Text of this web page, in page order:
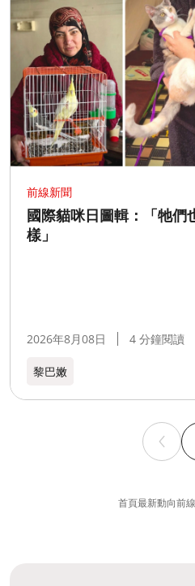
前線新聞
國際貓咪日圖輯：「牠們
樣」
2026年8月08日 4 分鐘閱讀
黎巴嫩​
首頁最新動向前